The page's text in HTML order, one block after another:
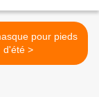
pour pieds
d'été >